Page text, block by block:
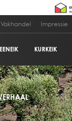
Vakhandel Impressie
KURKEIK